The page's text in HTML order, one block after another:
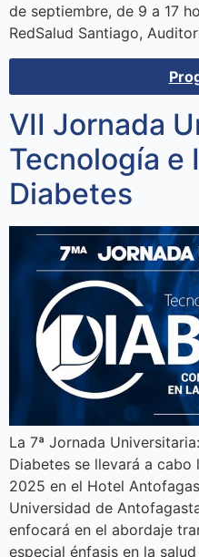
de septiembre, de 9 a 17
RedSalud Santiago,
VII Jornada
Tecnología e
Diabetes
La 7ª Jornada
Diabetes se llevará a
2025 en el Hotel
Universidad de
enfocará en el abordaje
especial énfasis en la